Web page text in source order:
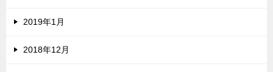
2019年1月
2018年12月